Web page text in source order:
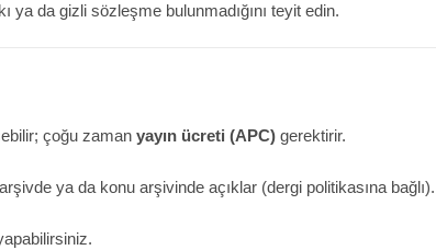
da gizli sözleşme bulunmadığını teyit edin.
çoğu zaman yayın ücreti (APC) gerektirir.
ya da konu arşivinde açıklar (dergi politikasına bağlı).